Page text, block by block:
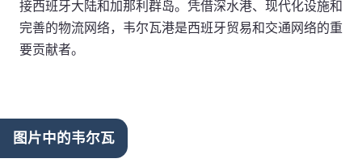
接西班牙大陆和加那利群岛。凭借深水港、现代化设施和
完善的物流网络，韦尔瓦港是西班牙贸易和交通网络的重
要贡献者。
图片中的韦尔瓦